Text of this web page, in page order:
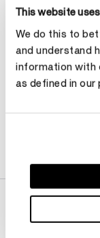
This website
We do this to
and understand
information with
as defined in